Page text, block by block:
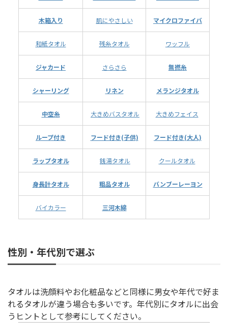
木箱入り 肌にやさしい マイクロファイバ
和紙タオル 残糸タオル ワッフル
ジャカード さらさら 無撚糸
シャーリング リネン メランジタオル
中空糸 大きめバスタオル 大きめフェイス
ループ付き フード付き(子供) フード付き(大人)
ラップタオル 銭湯タオル クールタオル
身長計タオル 粗品タオル バンブーレーヨン
バイカラー 三河木綿
性別・年代別で選ぶ
タオルは洗顔料やお化粧品などと同様に男女や年代で好ま
れるタオルが違う場合も多いです。年代別にタオルに出会
うヒントとして参考にしてください。